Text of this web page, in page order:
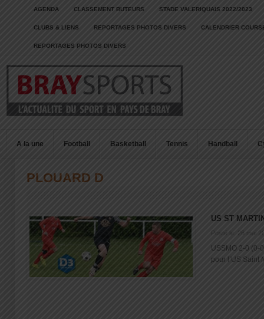
AGENDA CLASSEMENT BUTEURS STADE VALERIQUAIS 2022/2023
CLUBS & LIENS REPORTAGES PHOTOS DIVERS CALENDRIER
REPORTAGES PHOTOS DIVERS
A la une Football Basketball Tennis Handball
PLOUARD D
US ST
Posté le: 26 mai
USSMO 2-0 (0-
pour l’US Saint